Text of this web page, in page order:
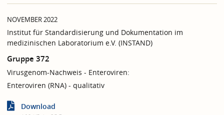
NOVEMBER 2022
Institut für Standardisierung und Dokumentation im
medizinischen Laboratorium e.V. (INSTAND)
Gruppe 372
Virusgenom-Nachweis - Enteroviren:
Enteroviren (RNA) - qualitativ
Download